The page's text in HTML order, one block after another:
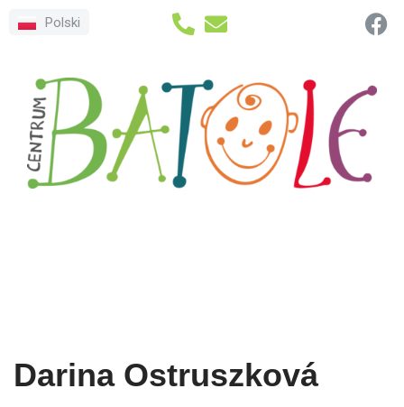
obsah
Polski
Darina Ostruszková